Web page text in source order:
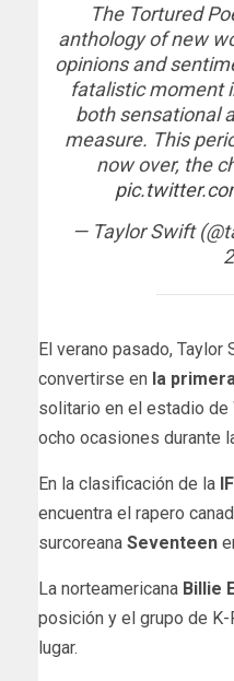
The Tortured
anthology of new
opinions and
fatalistic moment
both sensational
measure. This
now over, the
— Taylor Swift
El verano pasado,
convertirse en la
solitario en el estadio de
ocho ocasiones durante
En la clasificación de la
encuentra el rapero
surcoreana Seventeen
La norteamericana Billie
posición y el grupo de K-
lugar.